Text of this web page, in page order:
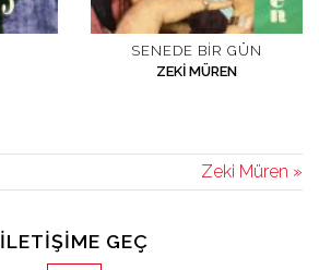
SENEDE BIR GÜN
ZEKI MÜREN
Zeki Müren »
İLETIŞIME GEÇ